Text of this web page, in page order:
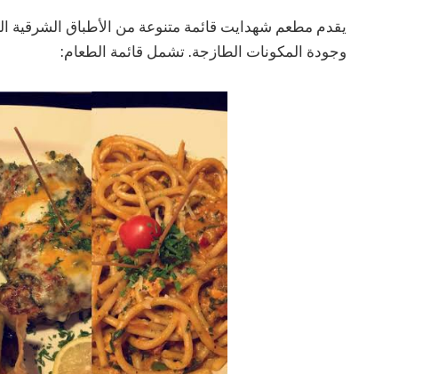
يقدم مطعم شهدايت قائمة متنوعة من الأطباق الشرقية
وجودة المكونات الطازجة. تشمل قائمة الطعام: